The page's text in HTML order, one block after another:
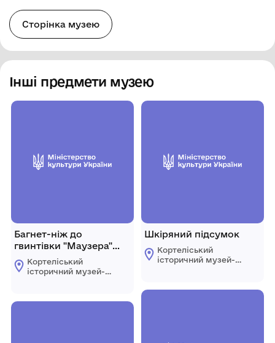
Сторінка музею
Інші предмети музею
Багнет-ніж до
гвинтівки "Маузера"
98ККортеліський
історичний музей-
Ратнівської
Шкіряний підсумок
Кортеліський
історичний музей-
Ратнівської